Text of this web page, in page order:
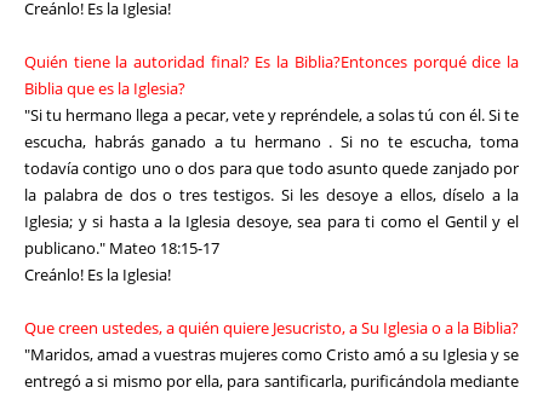
Creánlo! Es la Iglesia!
Quién tiene la autoridad final? Es la Biblia?Entonces porqué dice la
Biblia que es la Iglesia?
"Si tu hermano llega a pecar, vete y repréndele, a solas tú con él. Si te
escucha, habrás ganado a tu hermano . Si no te escucha, toma
todavía contigo uno o dos para que todo asunto quede zanjado por
la palabra de dos o tres testigos. Si les desoye a ellos, díselo a la
Iglesia; y si hasta a la Iglesia desoye, sea para ti como el Gentil y el
publicano." Mateo 18:15-17
Creánlo! Es la Iglesia!
Que creen ustedes, a quién quiere Jesucristo, a Su Iglesia o a la Biblia?
"Maridos, amad a vuestras mujeres como Cristo amó a su Iglesia y se
entregó a si mismo por ella, para santificarla, purificándola mediante